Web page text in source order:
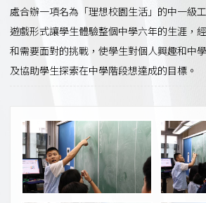
處合辦一項名為「理想校園生活」的中一級
遊戲形式讓學生體驗整個中學六年的生涯，
和需要面對的挑戰，使學生對個人興趣和中
及協助學生探索在中學階段想達成的目標。